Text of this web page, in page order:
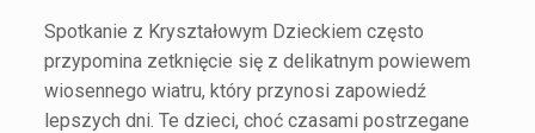
Spotkanie z Kryształowym Dzieckiem często
przypomina zetknięcie się z delikatnym powiewem
wiosennego wiatru, który przynosi zapowiedź
lepszych dni. Te dzieci, choć czasami postrzegane